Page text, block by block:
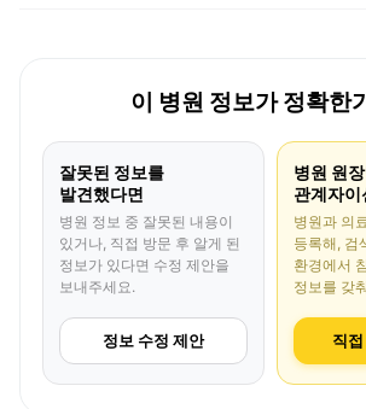
이 병원 정보가 정확한
잘못된 정보를
발견했다면
병원 정보 중 잘못된 내용이
있거나, 직접 방문 후 알게 된
정보가 있다면 수정 제안을
보내주세요.
정보 수정 제안
병원 원
관계자
병원과 의
등록해, 검
환경에서
정보를 갖
직